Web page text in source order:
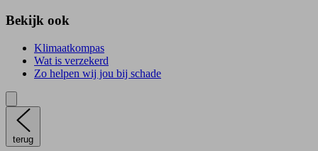
Bekijk ook
Klimaatkompas
Wat is verzekerd
Zo helpen wij jou bij schade
terug